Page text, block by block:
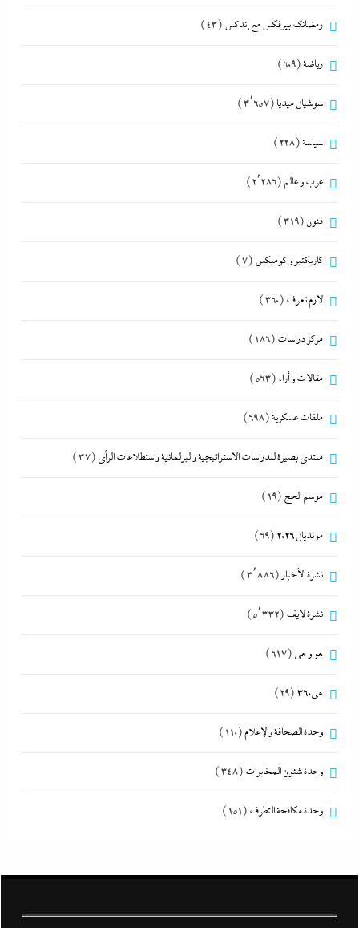
رمضانك بيرفكس مع إندكس (43)
رياضة(609)
سوشيال ميديا (3٬657)
سياسة(228)
عرب و عالم (2٬286)
فنون (319)
كاريكتير و كوميكس (7)
لازم تعرف (360)
مركز دراسات (186)
مقالات و أراء (563)
ملفات عسكرية(698)
منتدى بصيرة للدراسات الاستراتيجية والبرلمانية واستطلاعات الرأى (37)
موسم الحج (19)
مونديال 2026 (69)
نشرة الأخبار (3٬886)
نشرة لايف (5٬332)
هو و هي (617)
هى360 (29)
وحدة الصحافة والإعلام(110)
وحدة شئون المخابرات (348)
وحدة مكافحة التطرف (151)